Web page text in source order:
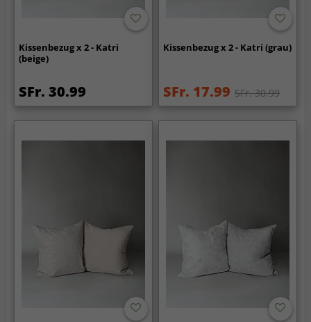
Kissenbezug x 2 - Katri
(beige)
SFr. 30.99
Kissenbezug x 2 - Katri (grau)
SFr. 17.99 SFr. 30.99